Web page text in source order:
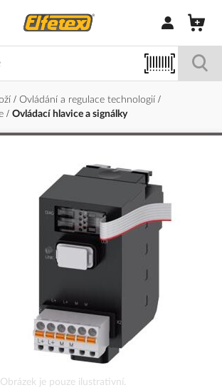
Přihlásit/
Ovládání a regulace technologií
Ovládací hlavice a signálky
Obrázek je pouze ilustrativní.